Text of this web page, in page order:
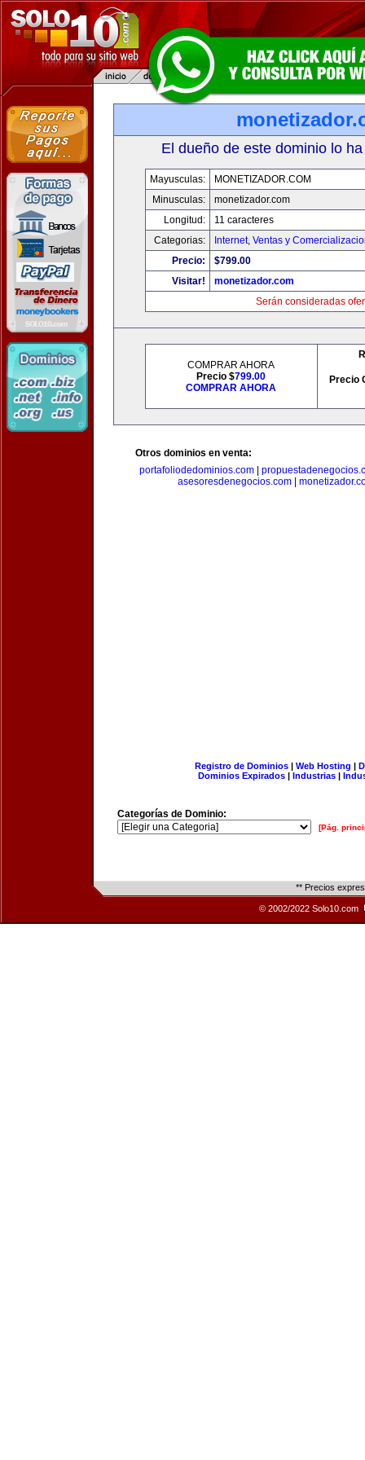
El dueño de este dominio lo
Mayusculas:
MONETIZADOR.COM
Minusculas:
monetizador.com
Longitud:
11 caracteres
Categorias:
Internet, Ventas y
Precio:
$799.00
Visitar!
monetizador.com
Serán consideradas
COMPRAR AHORA
Precio $799.00
COMPRAR AHORA
Precio
Otros dominios en venta:
portafoliodedominios.com|
asesoresdenegocios.com
Registro de Dominios| Web Hosting |
Dominios Expirados | Industrias |
Categorías de Dominio:
[Pág.
** Precios
© 2002/2022 Solo10.com